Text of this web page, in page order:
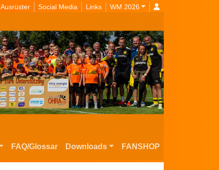
Ausrüster Social Media Links WM 2026
FAQ/Glossar Downloads FANSHOP